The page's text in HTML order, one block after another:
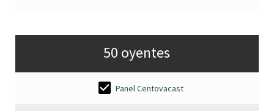
50 oyentes
Panel Centovacast